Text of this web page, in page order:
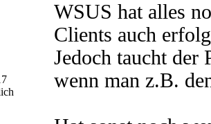
WSUS hat alles
Clients auch
Jedoch taucht der
wenn man z.B.